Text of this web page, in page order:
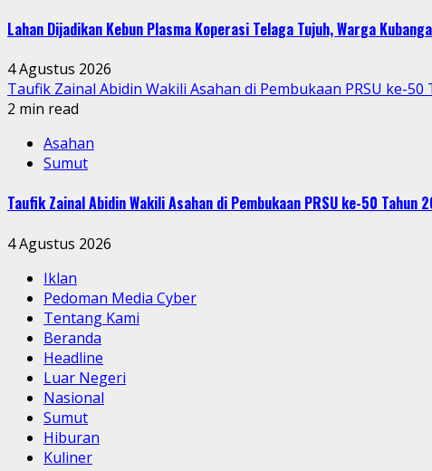
Lahan Dijadikan Kebun Plasma Koperasi Telaga Tujuh, Warga
4 Agustus 2026
Taufik Zainal Abidin Wakili Asahan di Pembukaan PRSU ke-50
2 min read
Asahan
Sumut
Taufik Zainal Abidin Wakili Asahan di Pembukaan PRSU ke-50 Tahun
4 Agustus 2026
Iklan
Pedoman Media Cyber
Tentang Kami
Beranda
Headline
Luar Negeri
Nasional
Sumut
Hiburan
Kuliner